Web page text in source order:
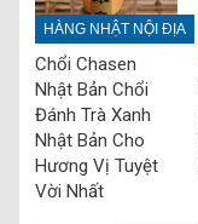
HÀNG NHẬT NỘI ĐỊA
Chổi Chasen
Nhật Bản Chổi
Đánh Trà Xanh
Nhật Bản Cho
Hương Vị Tuyệt
Vời Nhất